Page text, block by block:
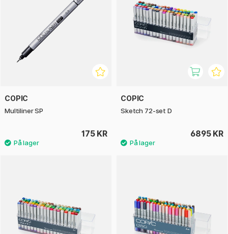
COPIC
Multiliner SP
175 KR
COPIC
Sketch 72-set D
6895 KR